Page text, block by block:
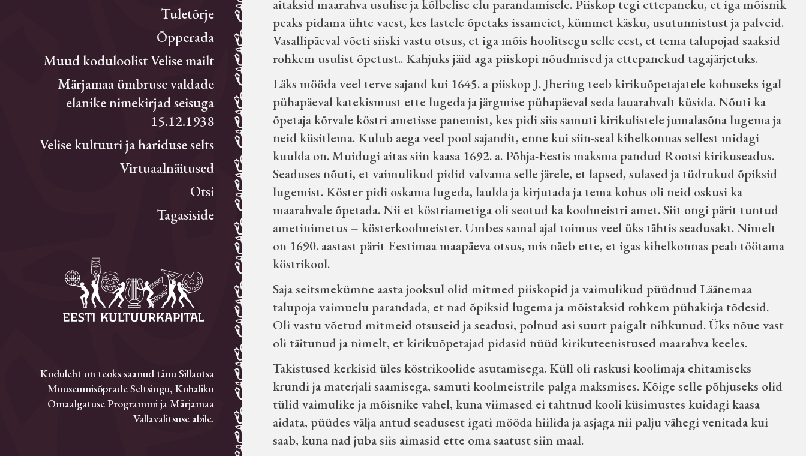
Tuletõrje
Õpperada
Muud koduloolist Velise mailt
Märjamaa ümbruse valdade
elanike nimekirjad seisuga
15.12.1938
Velise kultuuri ja hariduse selts
Virtuaalnäitused
Otsi
Tagasiside
Koduleht on teoks saanud tänu Sillaotsa
Muuseumisõprade Seltsingu, Kohaliku
Omaalgatuse Programmi ja Märjamaa
Vallavalitsuse abile.
aitaksid maarahva usulise ja kõlbelise elu parandamisele. Piiskop tegi ettepaneku, et iga mõisnik
peaks pidama ühte vaest, kes lastele õpetaks issameiet, kümmet käsku, usutunnistust ja palveid.
Vasallipäeval võeti siiski vastu otsus, et iga mõis hoolitsegu selle eest, et tema talupojad saaksid
rohkem usulist õpetust.. Kahjuks jäid aga piiskopi nõudmised ja ettepanekud tagajärjetuks.
Läks mööda veel terve sajand kui 1645. a piiskop J. Jhering teeb kirikuõpetajatele kohuseks igal
pühapäeval katekismust ette lugeda ja järgmise pühapäeval seda lauarahvalt küsida. Nõuti ka
õpetaja kõrvale köstri ametisse panemist, kes pidi siis samuti kirikulistele jumalasõna lugema ja
neid küsitlema. Kulub aega veel pool sajandit, enne kui siin-seal kihelkonnas sellest midagi
kuulda on. Muidugi aitas siin kaasa 1692. a. Põhja-Eestis maksma pandud Rootsi kirikuseadus.
Seaduses nõuti, et vaimulikud pidid valvama selle järele, et lapsed, sulased ja tüdrukud õpiksid
lugemist. Köster pidi oskama lugeda, laulda ja kirjutada ja tema kohus oli neid oskusi ka
maarahvale õpetada. Nii et köstriametiga oli seotud ka koolmeistri amet. Siit ongi pärit tuntud
ametinimetus – kösterkoolmeister. Umbes samal ajal toimus veel üks tähtis seadusakt. Nimelt
on 1690. aastast pärit Eestimaa maapäeva otsus, mis näeb ette, et igas kihelkonnas peab töötama
köstrikool.
Saja seitsmekümne aasta jooksul olid mitmed piiskopid ja vaimulikud püüdnud Läänemaa
talupoja vaimuelu parandada, et nad õpiksid lugema ja mõistaksid rohkem pühakirja tõdesid.
Oli vastu võetud mitmeid otsuseid ja seadusi, polnud asi suurt paigalt nihkunud. Üks nõue vast
oli täitunud ja nimelt, et kirikuõpetajad pidasid nüüd kirikuteenistused maarahva keeles.
Takistused kerkisid üles köstrikoolide asutamisega. Küll oli raskusi koolimaja ehitamiseks
krundi ja materjali saamisega, samuti koolmeistrile palga maksmises. Kõige selle põhjuseks olid
tülid vaimulike ja mõisnike vahel, kuna viimased ei tahtnud kooli küsimustes kuidagi kaasa
aidata, püüdes välja antud seadusest igati mööda hiilida ja asjaga nii palju vähegi venitada kui
saab, kuna nad juba siis aimasid ette oma saatust siin maal.